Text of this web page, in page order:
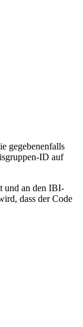
gegebenenfalls
ID auf
und an den IBI-
dass der Code